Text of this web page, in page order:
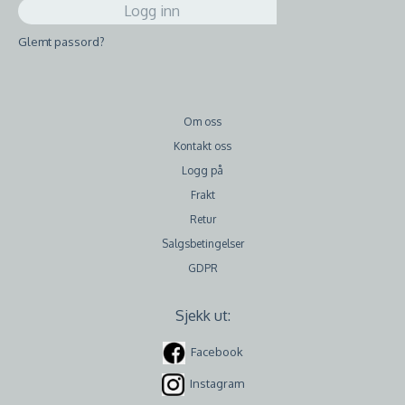
Glemt passord?
Om oss
Kontakt oss
Logg på
Frakt
Retur
Salgsbetingelser
GDPR
Sjekk ut:
Facebook
Instagram